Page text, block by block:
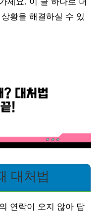
황을 해결하실 수 있
대처법
연락이 오지 않아 답